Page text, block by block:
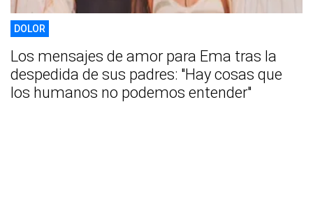
DOLOR
Los mensajes de amor para Ema tras la
despedida de sus padres: "Hay cosas que
los humanos no podemos entender"